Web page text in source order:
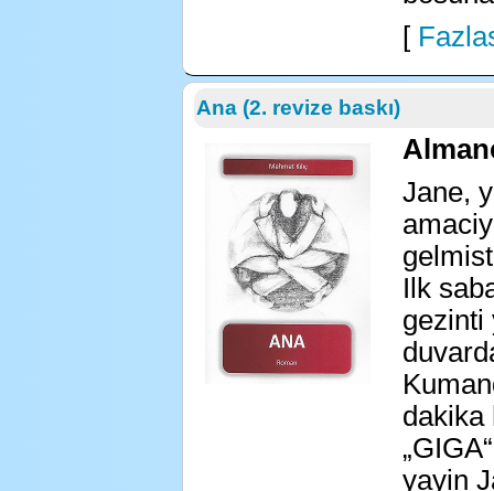
[
Ana (2. revize baskı)
Jane,
Ilk
gezinti
dakika
yayin